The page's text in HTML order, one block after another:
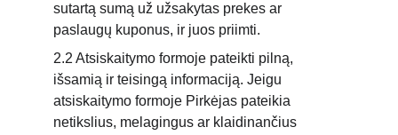
sutartą sumą už užsakytas prekes ar
paslaugų kuponus, ir juos priimti.
2.2 Atsiskaitymo formoje pateikti pilną,
išsamią ir teisingą informaciją. Jeigu
atsiskaitymo formoje Pirkėjas pateikia
netikslius, melagingus ar klaidinančius